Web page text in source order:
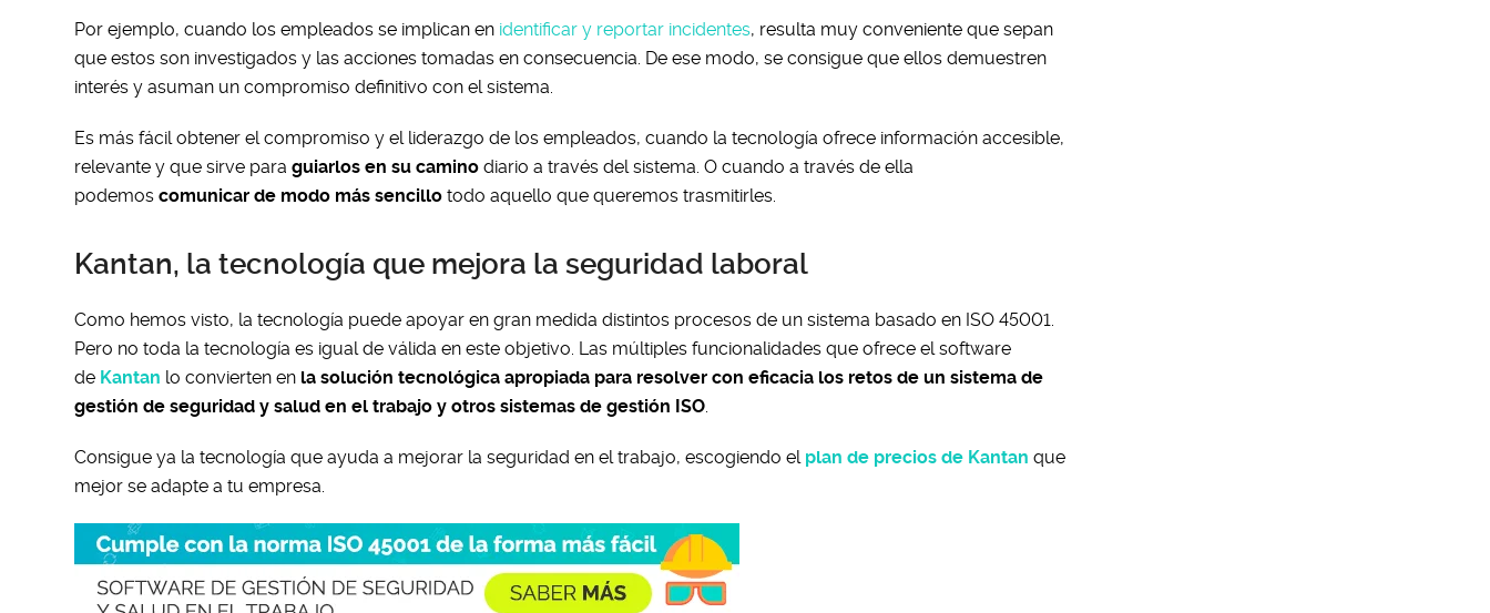
Por ejemplo, cuando los empleados se implican en identificar y reportar incidentes, resulta muy conveniente que sepan
que estos son investigados y las acciones tomadas en consecuencia. De ese modo, se consigue que ellos demuestren
interés y asuman un compromiso definitivo con el sistema.
Es más fácil obtener el compromiso y el liderazgo de los empleados, cuando la tecnología ofrece información accesible,
relevante y que sirve paraguiarlos en su caminodiario a través del sistema. O cuando a través de ella
podemoscomunicar de modo más sencillo todo aquello que queremos trasmitirles.
Kantan, la tecnología que mejora la seguridad laboral
Como hemos visto, la tecnología puede apoyar en gran medida distintos procesos de un sistema basado en ISO 45001.
Pero no toda la tecnología es igual de válida en este objetivo. Las múltiples funcionalidades que ofrece el software
de Kantan lo convierten en la solución tecnológica apropiada para resolver con eficacia los retos de un sistema de
gestión de seguridad y salud en el trabajo y otros sistemas de gestión ISO.
Consigue ya la tecnología que ayuda a mejorar la seguridad en el trabajo, escogiendo el plan de precios de Kantan que
mejor se adapte a tu empresa.